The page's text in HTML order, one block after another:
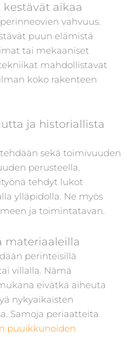
aikaa
vahvuus.
puun elämistä
tai mekaaniset
mahdollistavat
koko rakenteen
ja historiallista
sekä toimivuuden
perusteella.
tehdyt lukot
ylläpidolla. Ne myös
ja toimintatavan.
materiaaleilla
perinteisillä
villalla. Nämä
eivätkä aiheuta
nykyaikaisten
Samoja periaatteita
puuikkunoiden